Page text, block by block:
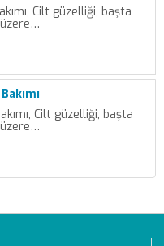
Cilt güzelliği, başta
Cilt güzelliği, başta